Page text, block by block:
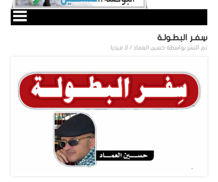
سِفـر البطـولـة
تم النشر بواسطة حسين العماد / لا ميديا